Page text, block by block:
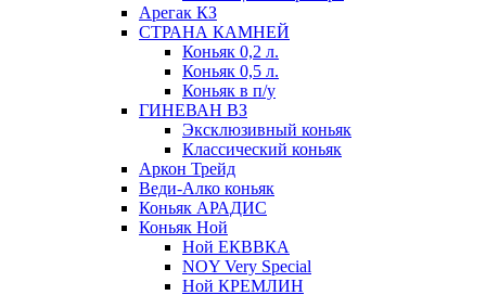
Арегак КЗ
СТРАНА КАМНЕЙ
Коньяк 0,2 л.
Коньяк 0,5 л.
Коньяк в п/у
ГИНЕВАН ВЗ
Эксклюзивный коньяк
Классический коньяк
Аркон Трейд
Веди-Алко коньяк
Коньяк АРАДИС
Коньяк Ной
Ной ЕКВВКА
NOY Very Special
Ной КРЕМЛИН